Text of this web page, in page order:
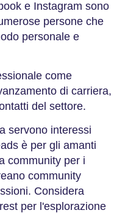
e Instagram sono
persone che
personale e
come
di carriera,
del settore.
servono interessi
è per gli amanti
community per i
community
Considera
per l'esplorazione